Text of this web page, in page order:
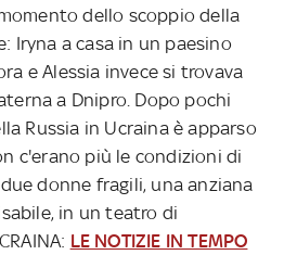
dello scoppio della
Iryna a casa in un paesino
e Alessia invece si trovava
a Dnipro. Dopo pochi
Russia in Ucraina è apparso
c'erano più le condizioni di
donne fragili, una anziana
in un teatro di
LE NOTIZIE IN TEMPO